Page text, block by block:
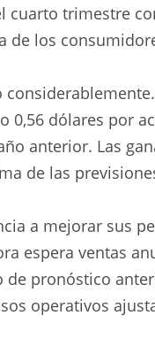
cuarto trimestre
de los
0,56 dólares por
anterior. Las
de las
a mejorar sus
espera ventas
pronóstico
operativos